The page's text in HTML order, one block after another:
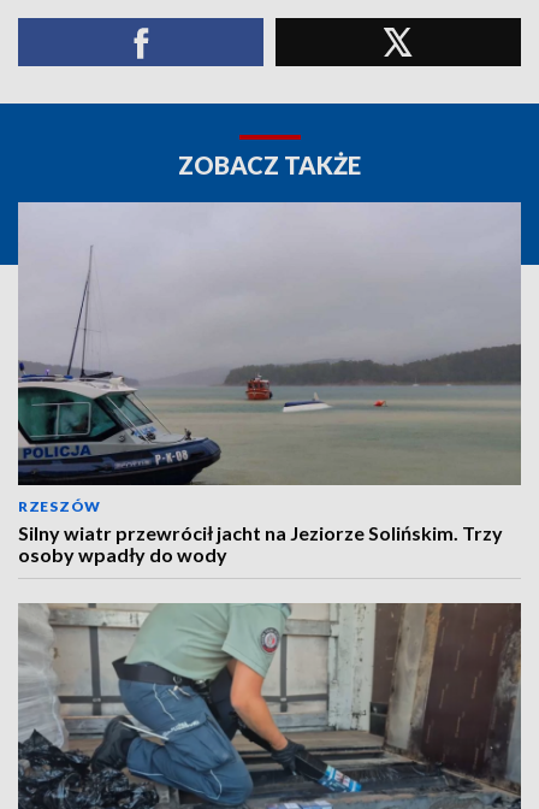
ZOBACZ TAKŻE
RZESZÓW
Silny wiatr przewrócił jacht na Jeziorze Solińskim. Trzy
osoby wpadły do wody